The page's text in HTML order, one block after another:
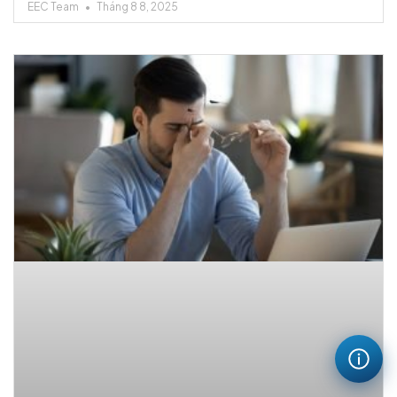
EEC Team Tháng 8 8, 2025
Ngân sách, Quý khách vui lòng cung cấp Mã số Đơn vị có
Quan hệ với Ngân sách để xuất hóa đơn.
III. Lưu ý quan trọng:
Hóa đơn xuất dưới tên “Bán cho người tiêu dùng” hoặc
không đủ thông tin sẽKHÔNGcó giá trị để hạch toán chi
phí, quyết toán thuế, thanh toán bảo hiểm, thanh toán
chi phí công ty hoặc các mục đích tương tự theo quy định
của pháp luật về thuế.
📌 Để đảm bảo quyền lợi của mình, Quý khách vui
lòng chuẩn bị đầy đủ thông tin theo quy định khi yêu
cầu xuất hóa đơn.